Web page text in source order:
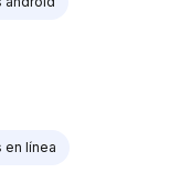
en línea